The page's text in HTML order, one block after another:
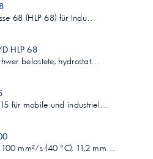
68 (HLP 68) für Indu…
HLP 68
belastete, hydrostat…
für mobile und industriel…
mm²/s (40 °C), 11,2 mm…